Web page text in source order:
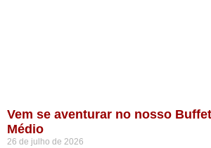
Vem se aventurar no nosso
Médio
26 de julho de 2026